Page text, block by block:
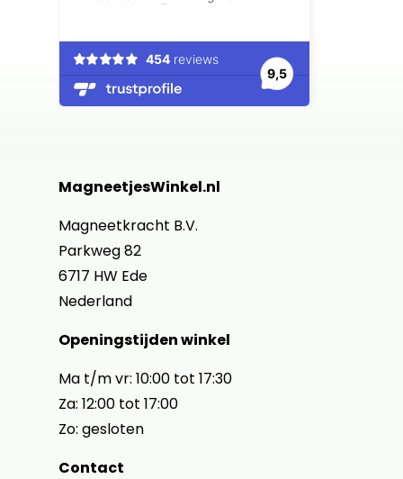
MagneetjesWinkel.nl
Magneetkracht B.V.
Parkweg 82
6717 HW Ede
Nederland
Openingstijden winkel
Ma t/m vr: 10:00 tot 17:30
Za: 12:00 tot 17:00
Zo: gesloten
Contact